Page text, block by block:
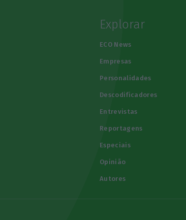
Explorar
ECO News
Empresas
Personalidades
Descodificadores
Entrevistas
Reportagens
Especiais
Opinião
Autores